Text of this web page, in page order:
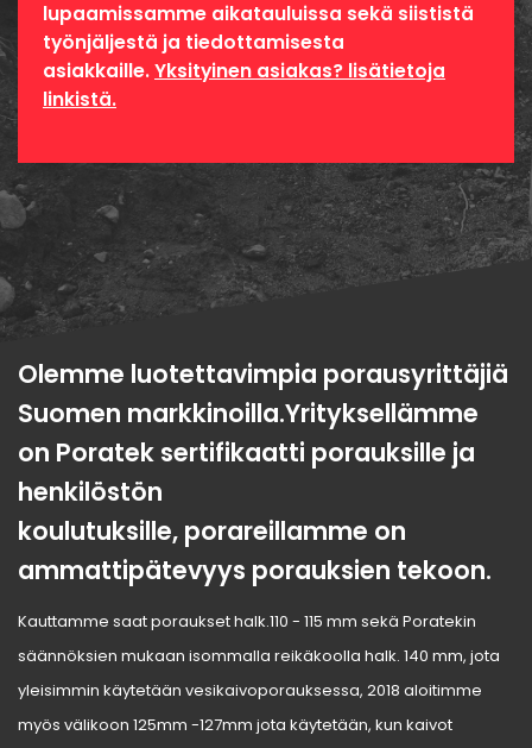
lupaamissamme aikatauluissa sekä siististä
työnjäljestä ja tiedottamisesta
asiakkaille.Yksityinen asiakas? lisätietoja
linkistä.
Olemme luotettavimpia porausyrittäjiä
Suomen markkinoilla.Yrityksellämme
on Poratek sertifikaatti porauksille ja
henkilöstön
koulutuksille, porareillamme on
ammattipätevyys porauksien tekoon.
Kauttamme saat poraukset halk.110 - 115 mm sekä Poratekin
säännöksien mukaan isommalla reikäkoolla halk. 140 mm, jota
yleisimmin käytetään vesikaivoporauksessa, 2018 aloitimme
myös välikoon 125mm -127mm jota käytetään, kun kaivot